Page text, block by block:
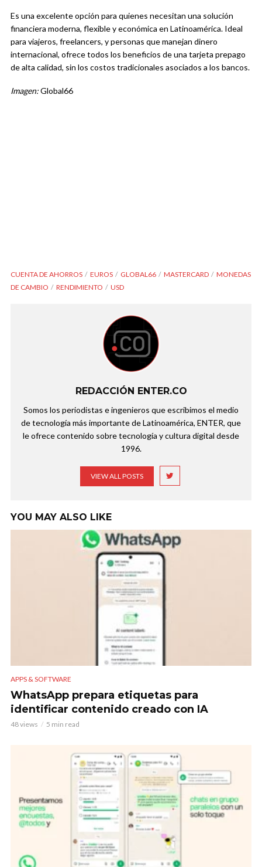
Es una excelente opción para quienes necesitan una solución
financiera moderna, flexible y económica en Latinoamérica. Ideal
para viajeros, freelancers, y personas que manejan dinero
internacional, ofrece todos los beneficios de una tarjeta prepago
de alta calidad, sin los costos tradicionales asociados a los bancos.
Imagen:Global66
CUENTA DE AHORROS EUROS GLOBAL66 MASTERCARD
MONEDAS
DE CAMBIO
RENDIMIENTO USD
REDACCIÓN ENTER.CO
Somos los periodistas e ingenieros que escribimos el medio
de tecnología más importante de Latinoamérica, ENTER, que
le ofrece contenido sobre tecnología y cultura digital desde
1996.
VIEW ALL POSTS
YOU MAY ALSO LIKE
APPS & SOFTWARE
WhatsApp prepara etiquetas para
identificar contenido creado con IA
48 views 5 min read